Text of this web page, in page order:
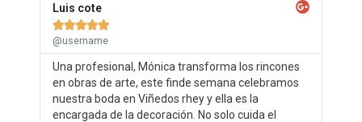
Luis cote

@username
Una profesional, Mónica transforma los rincones
en obras de arte, este finde semana celebramos
nuestra boda en Viñedos rhey y ella es la
encargada de la decoración. No solo cuida el